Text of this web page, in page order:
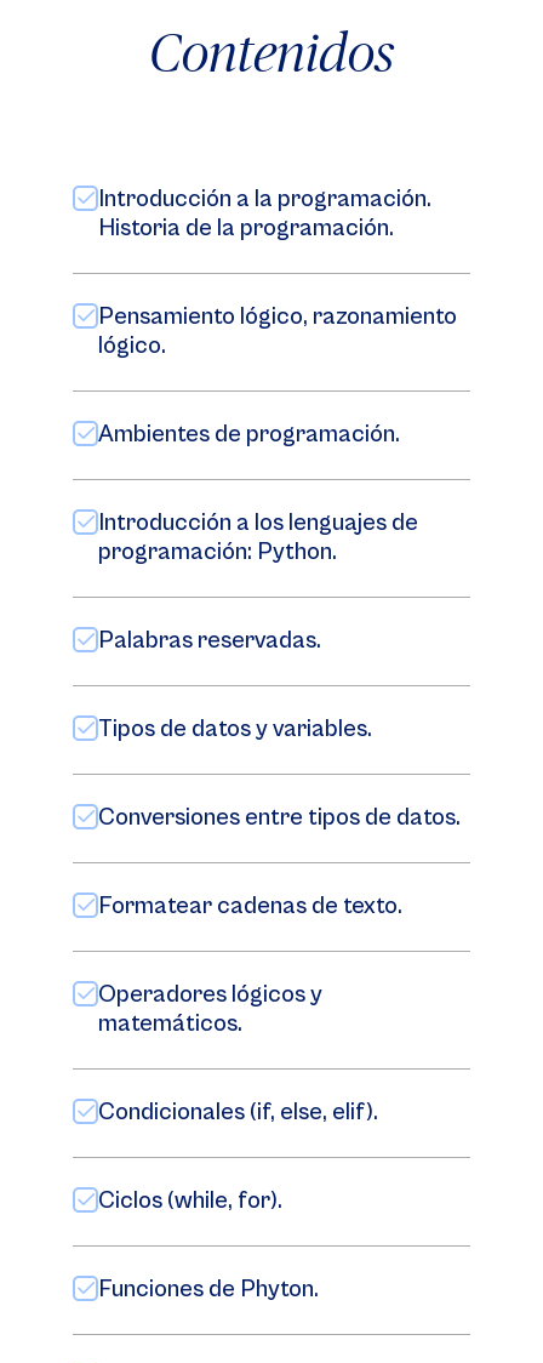
Contenidos
Introducción a la programación.
Historia de la programación.
Pensamiento lógico, razonamiento
lógico.
Ambientes de programación.
Introducción a los lenguajes de
programación: Python.
Palabras reservadas.
Tipos de datos y variables.
Conversiones entre tipos de datos.
Formatear cadenas de texto.
Operadores lógicos y
matemáticos.
Condicionales (if, else, elif).
Ciclos (while, for).
Funciones de Phyton.